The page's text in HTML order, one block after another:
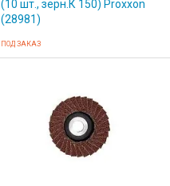
(10 шт., зерн.К 150) Proxxon
(28981)
ПОД ЗАКАЗ